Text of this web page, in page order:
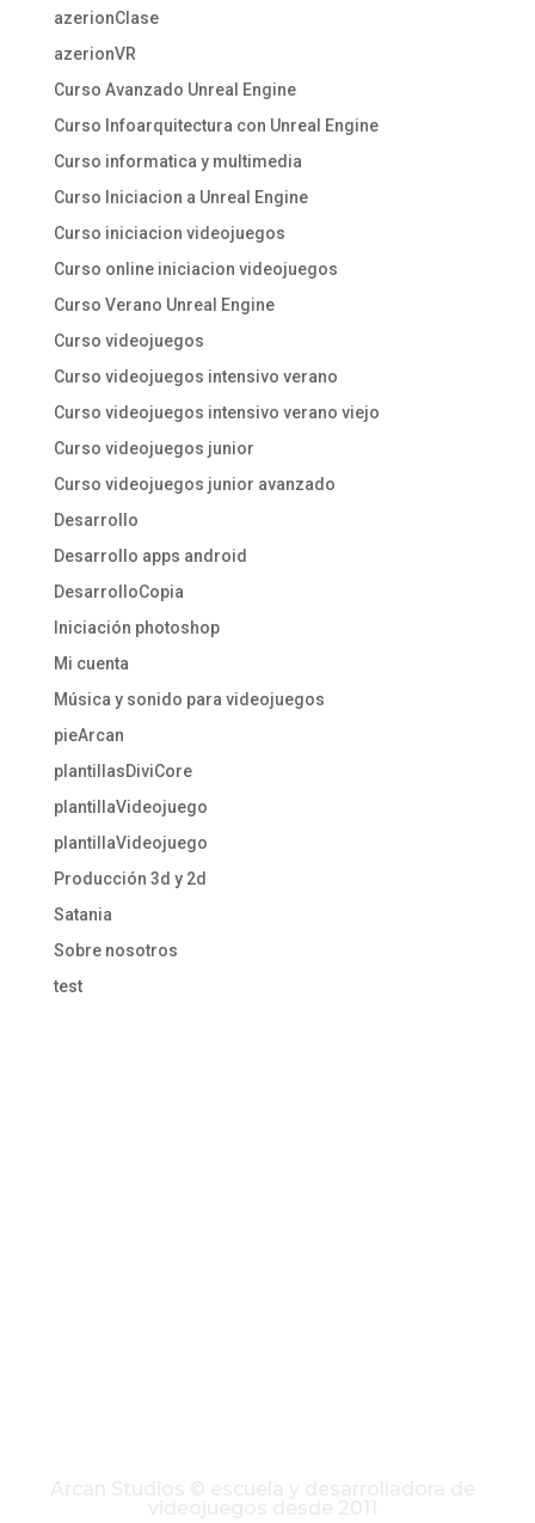
azerionClase
azerionVR
Curso Avanzado Unreal Engine
Curso Infoarquitectura con Unreal Engine
Curso informatica y multimedia
Curso Iniciacion a Unreal Engine
Curso iniciacion videojuegos
Curso online iniciacion videojuegos
Curso Verano Unreal Engine
Curso videojuegos
Curso videojuegos intensivo verano
Curso videojuegos intensivo verano viejo
Curso videojuegos junior
Curso videojuegos junior avanzado
Desarrollo
Desarrollo apps android
DesarrolloCopia
Iniciación photoshop
Mi cuenta
Música y sonido para videojuegos
pieArcan
plantillasDiviCore
plantillaVideojuego
plantillaVideojuego
Producción 3d y 2d
Satania
Sobre nosotros
test